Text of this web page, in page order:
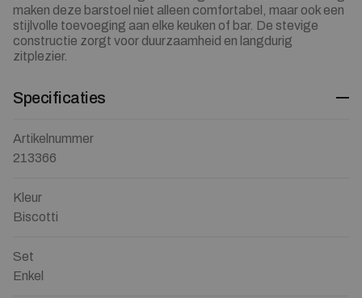
maken deze barstoel niet alleen comfortabel, maar ook een
stijlvolle toevoeging aan elke keuken of bar. De stevige
constructie zorgt voor duurzaamheid en langdurig
zitplezier.
Specificaties
Artikelnummer
213366
Kleur
Biscotti
Set
Enkel